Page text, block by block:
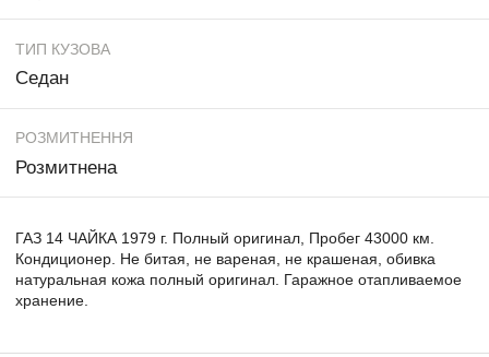
ТИП КУЗОВА
Седан
РОЗМИТНЕННЯ
Розмитнена
ГАЗ 14 ЧАЙКА 1979 г. Полный оригинал, Пробег 43000 км.
Кондиционер. Не битая, не вареная, не крашеная, обивка
натуральная кожа полный оригинал. Гаражное отапливаемое
хранение.